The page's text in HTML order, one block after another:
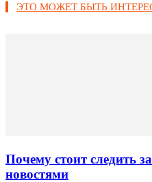
ЭТО МОЖЕТ БЫТЬ
Почему стоит следить
новостями